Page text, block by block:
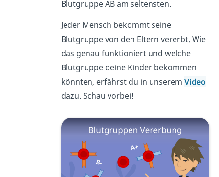
Blutgruppe AB am seltensten.
Jeder Mensch bekommt seine
Blutgruppe von den Eltern vererbt. Wie
das genau funktioniert und welche
Blutgruppe deine Kinder bekommen
könnten, erfährst du in unserem Video
dazu. Schau vorbei!